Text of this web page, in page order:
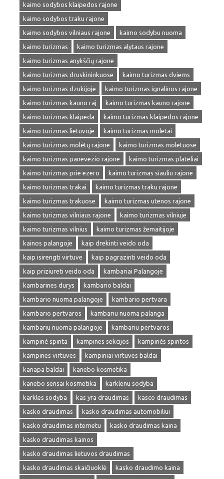
kaimo sodybos klaipedos rajone
kaimo sodybos traku rajone
kaimo sodybos vilniaus rajone
kaimo sodybu nuoma
kaimo turizmas
kaimo turizmas alytaus rajone
kaimo turizmas anykščių rajone
kaimo turizmas druskininkuose
kaimo turizmas dviems
kaimo turizmas dzukijoje
kaimo turizmas ignalinos rajone
kaimo turizmas kauno raj
kaimo turizmas kauno rajone
kaimo turizmas klaipeda
kaimo turizmas klaipedos rajone
kaimo turizmas lietuvoje
kaimo turizmas moletai
kaimo turizmas molėtų rajone
kaimo turizmas moletuose
kaimo turizmas panevezio rajone
kaimo turizmas plateliai
kaimo turizmas prie ezero
kaimo turizmas siauliu rajone
kaimo turizmas trakai
kaimo turizmas traku rajone
kaimo turizmas trakuose
kaimo turizmas utenos rajone
kaimo turizmas vilniaus rajone
kaimo turizmas vilniuje
kaimo turizmas vilnius
kaimo turizmas žemaitijoje
kainos palangoje
kaip drekinti veido oda
kaip isirengti virtuve
kaip pagrazinti veido oda
kaip priziureti veido oda
kambariai Palangoje
kambarines durys
kambario baldai
kambario nuoma palangoje
kambario pertvara
kambario pertvaros
kambariu nuoma palanga
kambariu nuoma palangoje
kambariu pertvaros
kampinė spinta
kampines sekcijos
kampinės spintos
kampines virtuves
kampiniai virtuves baldai
kanapa baldai
kanebo kosmetika
kanebo sensai kosmetika
karklenu sodyba
karkles sodyba
kas yra draudimas
kasco draudimas
kasko draudimas
kasko draudimas automobiliui
kasko draudimas internetu
kasko draudimas kaina
kasko draudimas kainos
kasko draudimas lietuvos draudimas
kasko draudimas skaičiuoklė
kasko draudimo kaina